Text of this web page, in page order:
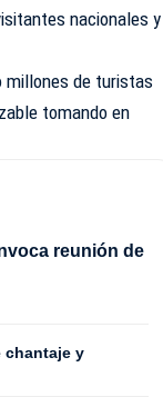
nacionales y
millones de turistas
tomando en
reunión de
chantaje y